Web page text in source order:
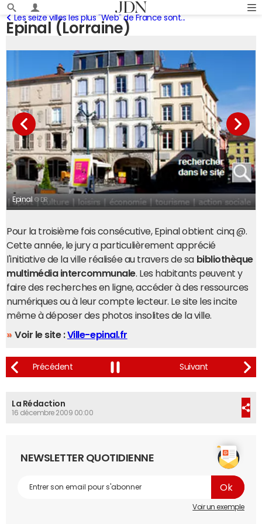
Epinal (Lorraine)
Les seize villes les plus "Web" de France sont...
Epinal © DR
Pour la troisième fois consécutive, Epinal obtient cinq @.
Cette année, le jury a particulièrement apprécié
l'initiative de la ville réalisée au travers de sa bibliothèque
multimédia intercommunale . Les habitants peuvent y
faire des recherches en ligne, accéder à des ressources
numériques ou à leur compte lecteur. Le site les incite
même à déposer des photos insolites de la ville.
Voir le site :Ville-epinal.fr
La Rédaction
16 décembre 2009 00:00
NEWSLETTER QUOTIDIENNE
Voir un exemple